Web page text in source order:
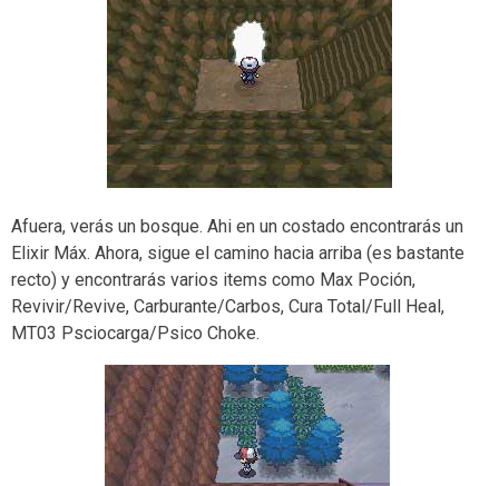
Afuera, verás un bosque. Ahi en un costado encontrarás un
Elixir Máx. Ahora, sigue el camino hacia arriba (es bastante
recto) y encontrarás varios items como Max Poción,
Revivir/Revive, Carburante/Carbos, Cura Total/Full Heal,
MT03 Psciocarga/Psico Choke.